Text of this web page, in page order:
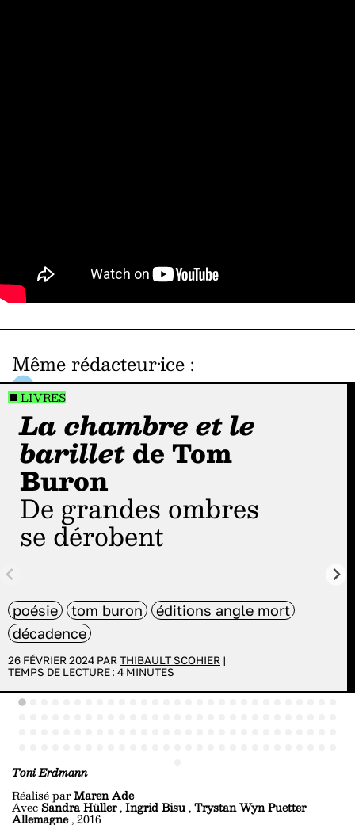
Même rédacteur·ice :
LIVRES
La chambre et le
barilletde Tom
Buron
De grandes ombres
se dérobent
poésie tom buron
éditions angle mort
décadence
26 FÉVRIER 2024 PARTHIBAULT SCOHIER |
TEMPS DE LECTURE : 4 MINUTES
Toni Erdmann
Réalisé parMaren Ade
AvecSandra Hüller,Ingrid Bisu,Trystan Wyn Puetter
Allemagne, 2016